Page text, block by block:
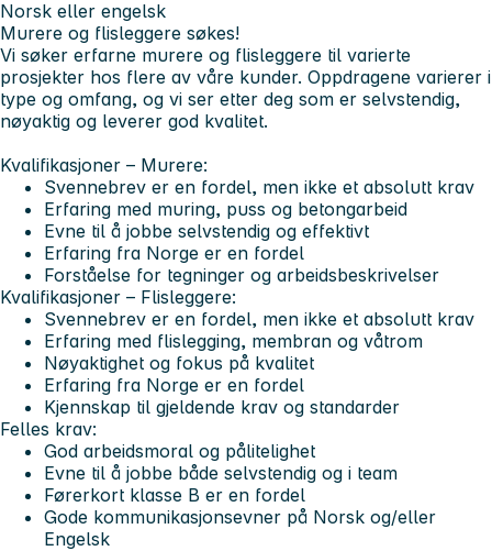
Norsk eller engelsk
Murere og flisleggere søkes!
Vi søker erfarne murere og flisleggere til varierte
prosjekter hos flere av våre kunder. Oppdragene varierer i
type og omfang, og vi ser etter deg som er selvstendig,
nøyaktig og leverer god kvalitet.
Kvalifikasjoner – Murere:
Svennebrev er en fordel, men ikke et absolutt krav
Erfaring med muring, puss og betongarbeid
Evne til å jobbe selvstendig og effektivt
Erfaring fra Norge er en fordel
Forståelse for tegninger og arbeidsbeskrivelser
Kvalifikasjoner – Flisleggere:
Svennebrev er en fordel, men ikke et absolutt krav
Erfaring med flislegging, membran og våtrom
Nøyaktighet og fokus på kvalitet
Erfaring fra Norge er en fordel
Kjennskap til gjeldende krav og standarder
Felles krav:
God arbeidsmoral og pålitelighet
Evne til å jobbe både selvstendig og i team
Førerkort klasse B er en fordel
Gode kommunikasjonsevner på Norsk og/eller
Engelsk